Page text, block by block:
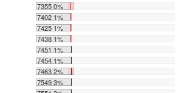
7355 0%
7402 1%
7425 1%
7438 1%
7451 1%
7454 1%
7463 2%
7549 3%